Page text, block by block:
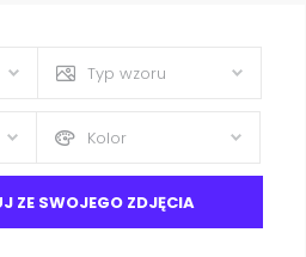
Typ wzoru
Kolor
ZE SWOJEGO ZDJĘCIA